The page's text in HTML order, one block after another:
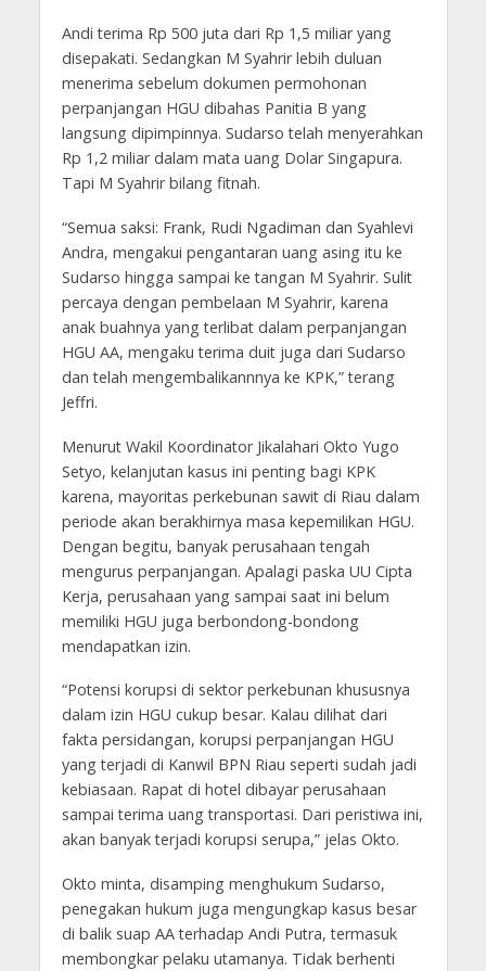
Andi terima Rp 500 juta dari Rp 1,5 miliar yang
disepakati. Sedangkan M Syahrir lebih duluan
menerima sebelum dokumen permohonan
perpanjangan HGU dibahas Panitia B yang
langsung dipimpinnya. Sudarso telah menyerahkan
Rp 1,2 miliar dalam mata uang Dolar Singapura.
Tapi M Syahrir bilang fitnah.
“Semua saksi: Frank, Rudi Ngadiman dan Syahlevi
Andra, mengakui pengantaran uang asing itu ke
Sudarso hingga sampai ke tangan M Syahrir. Sulit
percaya dengan pembelaan M Syahrir, karena
anak buahnya yang terlibat dalam perpanjangan
HGU AA, mengaku terima duit juga dari Sudarso
dan telah mengembalikannnya ke KPK,” terang
Jeffri.
Menurut Wakil Koordinator Jikalahari Okto Yugo
Setyo, kelanjutan kasus ini penting bagi KPK
karena, mayoritas perkebunan sawit di Riau dalam
periode akan berakhirnya masa kepemilikan HGU.
Dengan begitu, banyak perusahaan tengah
mengurus perpanjangan. Apalagi paska UU Cipta
Kerja, perusahaan yang sampai saat ini belum
memiliki HGU juga berbondong-bondong
mendapatkan izin.
“Potensi korupsi di sektor perkebunan khususnya
dalam izin HGU cukup besar. Kalau dilihat dari
fakta persidangan, korupsi perpanjangan HGU
yang terjadi di Kanwil BPN Riau seperti sudah jadi
kebiasaan. Rapat di hotel dibayar perusahaan
sampai terima uang transportasi. Dari peristiwa ini,
akan banyak terjadi korupsi serupa,” jelas Okto.
Okto minta, disamping menghukum Sudarso,
penegakan hukum juga mengungkap kasus besar
di balik suap AA terhadap Andi Putra, termasuk
membongkar pelaku utamanya. Tidak berhenti